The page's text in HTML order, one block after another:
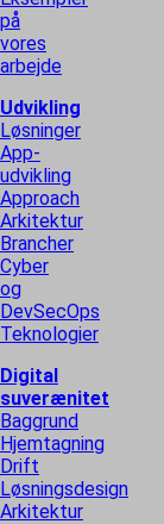
på
vores
arbejde
Udvikling
Løsninger
App-
udvikling
Approach
Arkitektur
Brancher
Cyber
og
DevSecOps
Teknologier
Digital
suverænitet
Baggrund
Hjemtagning
Drift
Løsningsdesign
Arkitektur